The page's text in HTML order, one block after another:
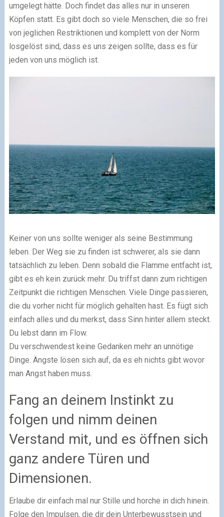
umgelegt hätte. Doch findet das alles nur in unseren
Köpfen statt. Es gibt doch so viele Menschen, die so frei
von jeglichen Restriktionen und komplett von der Norm
losgelöst sind, dass es uns zeigen sollte, dass es für
jeden von uns möglich ist.
Keiner von uns sollte weniger als seine Bestimmung
leben. Der Weg sie zu finden ist schwerer, als sie dann
tatsächlich zu leben. Denn sobald die Flamme entfacht ist,
gibt es eh kein zurück mehr. Du triffst dann zum richtigen
Zeitpunkt die richtigen Menschen. Viele Dinge passieren,
die du vorher nicht für möglich gehalten hast. Es fügt sich
einfach alles und du merkst, dass Sinn hinter allem steckt.
Du lebst dann im Flow.
Du verschwendest keine Gedanken mehr an unnötige
Dinge. Ängste lösen sich auf, da es eh nichts gibt wovor
man Angst haben muss.
Fang an deinem Instinkt zu
folgen und nimm deinen
Verstand mit, und es öffnen sich
ganz andere Türen und
Dimensionen.
Erlaube dir einfach mal nur Stille und horche in dich hinein.
Folge den Impulsen, die dir dein Unterbewusstsein und